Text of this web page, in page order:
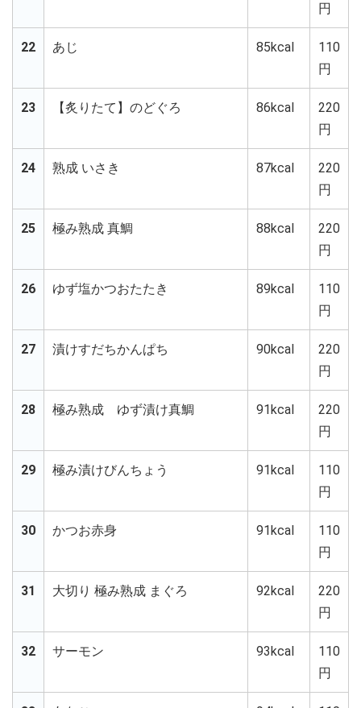
円
22 あじ 85kcal
110
円
23 【炙りたて】のどぐろ 86kcal
220
円
24 熟成 いさき 87kcal
220
円
25 極み熟成 真鯛 88kcal
220
円
26 ゆず塩かつおたたき 89kcal
110
円
27 漬けすだちかんぱち 90kcal
220
円
28 極み熟成 ゆず漬け真鯛 91kcal
220
円
29 極み漬けびんちょう 91kcal
110
円
30 かつお赤身 91kcal
110
円
31 大切り 極み熟成 まぐろ 92kcal
220
円
32 サーモン 93kcal
110
円